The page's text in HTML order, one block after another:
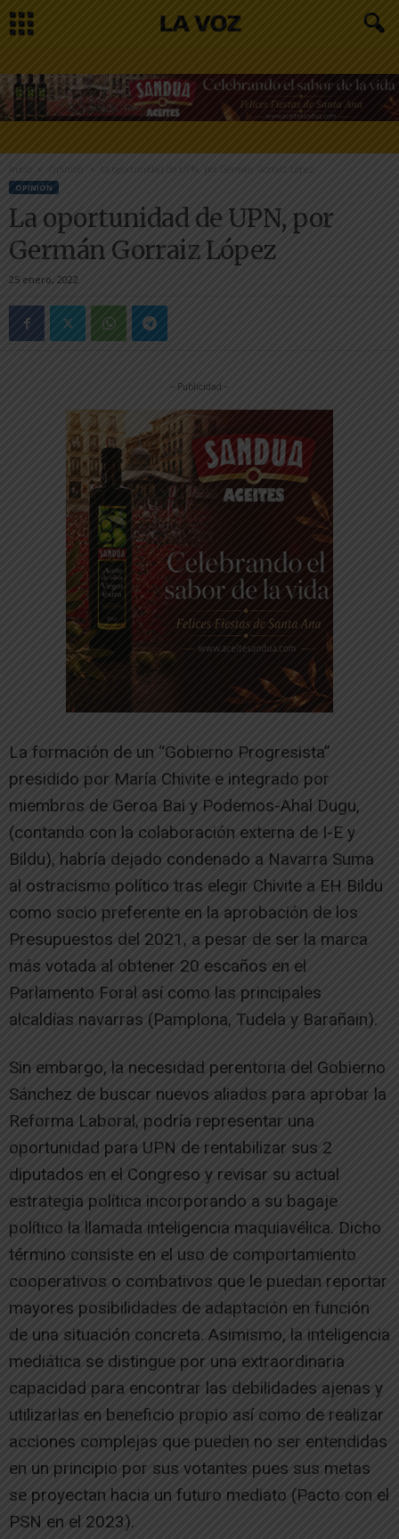
Inicio Opinión La oportunidad de UPN, por Germán Gorraiz López
OPINIÓN
La oportunidad de UPN, por
Germán Gorraiz López
25 enero, 2022
-- Publicidad --
La formación de un “Gobierno Progresista”
presidido por María Chivite e integrado por
miembros de Geroa Bai y Podemos-Ahal Dugu,
(contando con la colaboración externa de I-E y
Bildu), habría dejado condenado a Navarra Suma
al ostracismo político tras elegir Chivite a EH Bildu
como socio preferente en la aprobación de los
Presupuestos del 2021, a pesar de ser la marca
más votada al obtener 20 escaños en el
Parlamento Foral así como las principales
alcaldías navarras (Pamplona, Tudela y Barañain).
Sin embargo, la necesidad perentoria del Gobierno
Sánchez de buscar nuevos aliados para aprobar la
Reforma Laboral, podría representar una
oportunidad para UPN de rentabilizar sus 2
diputados en el Congreso y revisar su actual
estrategia política incorporando a su bagaje
político la llamada inteligencia maquiavélica. Dicho
término consiste en el uso de comportamiento
cooperativos o combativos que le puedan reportar
mayores posibilidades de adaptación en función
de una situación concreta. Asimismo, la inteligencia
mediática se distingue por una extraordinaria
capacidad para encontrar las debilidades ajenas y
utilizarlas en beneficio propio así como de realizar
acciones complejas que pueden no ser entendidas
en un principio por sus votantes pues sus metas
se proyectan hacia un futuro mediato (Pacto con el
PSN en el 2023).